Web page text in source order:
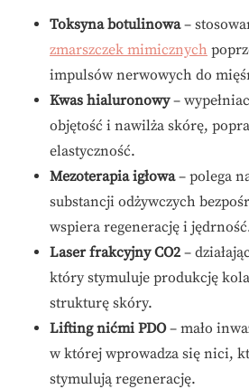
Toksyna botulinowa–
zmarszczek mimicznych
impulsów nerwowych do
Kwas hialuronowy–
objętość i nawilża skórę,
elastyczność.
Mezoterapia igłowa– polega
substancji odżywczych
wspiera regenerację i
Laser frakcyjny CO2 –
który stymuluje produkcję
strukturę skóry.
Lifting nićmi PDO– mało
w której wprowadza się nici,
stymulują regenerację.